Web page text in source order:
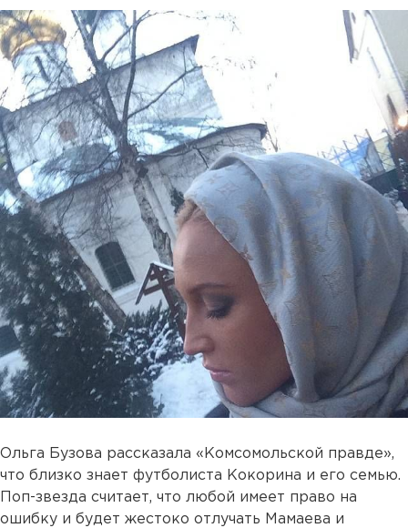
Ольга Бузова рассказала «Комсомольской правде»,
что близко знает футболиста Кокорина и его семью.
Поп-звезда считает, что любой имеет право на
ошибку и будет жестоко отлучать Мамаева и